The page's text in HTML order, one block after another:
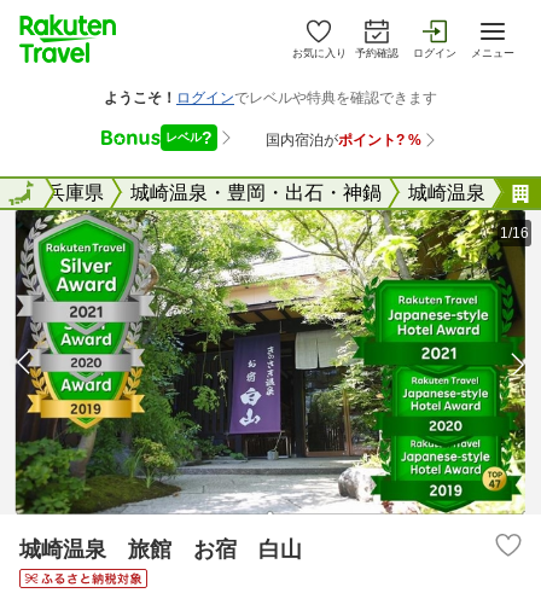
お気に入り 予約確認 ログイン メニュー
全国兵庫県 城崎温泉・豊岡・出石・神鍋 城崎温泉
全国
1/16
城崎温泉 旅館 お宿 白山